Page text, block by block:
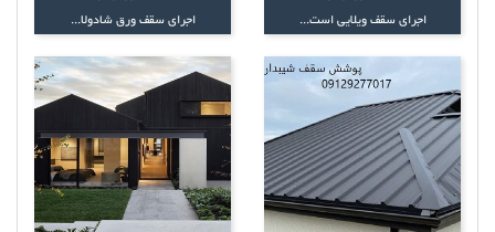
اجرای سقف ویلایی است... اجرای سقف ورق شادولا...